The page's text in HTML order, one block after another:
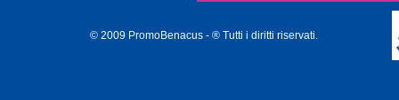
© 2009 PromoBenacus - ® Tutti i diritti riservati.